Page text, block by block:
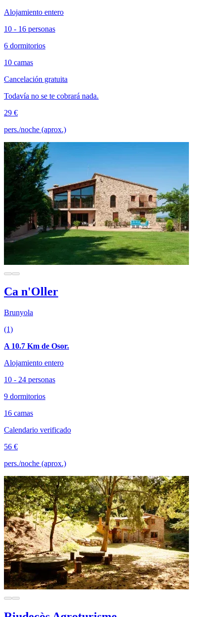
Alojamiento entero
10 - 16 personas
6 dormitorios
10 camas
Cancelación gratuita
Todavía no se te cobrará nada.
29 €
pers./noche (aprox.)
Ca n'Oller
Brunyola
(1)
A 10.7 Km de Osor.
Alojamiento entero
10 - 24 personas
9 dormitorios
16 camas
Calendario verificado
56 €
pers./noche (aprox.)